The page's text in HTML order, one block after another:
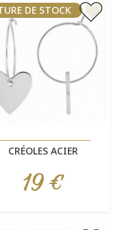
CRÉOLES ACIER
Prix
19 €
DE STOCK